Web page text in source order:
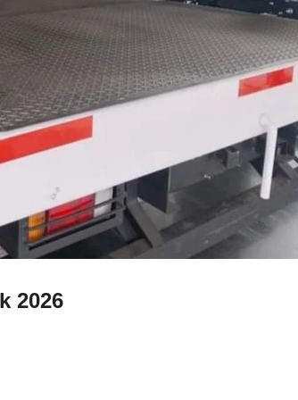
2026